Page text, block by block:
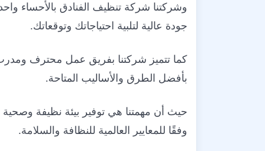
وشركتنا شركة تنظيف الفنادق بالأحساء
جودة عالية لتلبية احتياجاتك وتوقعاتك.
كما تتميز شركتنا بفريق عمل محترف
بأفضل الطرق والأساليب المتاحة.
حيث أن مهمتنا هي توفير بيئة نظيفة
وفقًا للمعايير العالمية للنظافة والسلامة.